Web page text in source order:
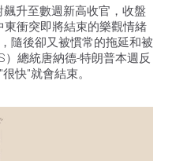
升至數週新高收官，收盤
衝突即將結束的樂觀情緒
隨後卻又被慣常的拖延和被
總統唐納德-特朗普本週反
快"就會結束。